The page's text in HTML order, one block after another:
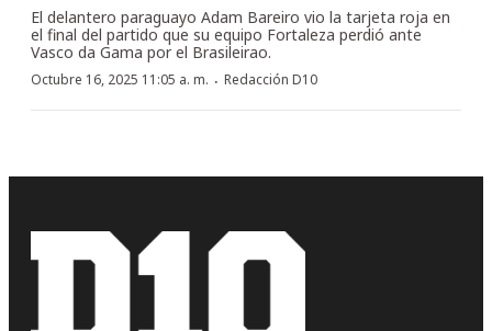
El delantero paraguayo Adam Bareiro vio la tarjeta roja en
el final del partido que su equipo Fortaleza perdió ante
Vasco da Gama por el Brasileirao.
Octubre 16, 2025 11:05 a. m. · Redacción D10